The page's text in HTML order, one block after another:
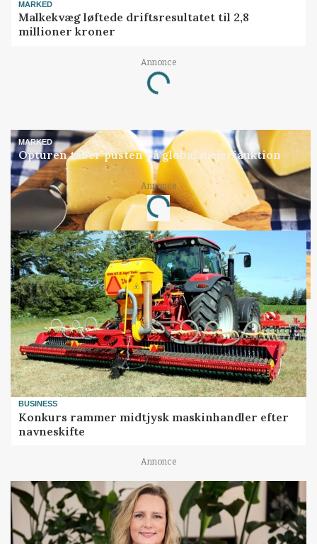
MARKED
Malkekvæg løftede driftsresultatet til 2,8
millioner kroner
Annonce
Loading...
MARKED
Opturen taber pusten på global mejeriauktion
Annonce
Loading...
BUSINESS
Konkurs rammer midtjysk maskinhandler efter
navneskifte
Annonce